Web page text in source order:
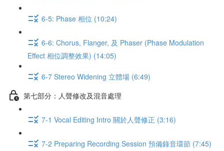
6-5: Phase 相位 (10:24)
6-6: Chorus, Flanger, 及 Phaser (Phase Modulation
Effect 相位調整效果) (14:05)
6-7 Stereo Widening 立體場 (6:49)
第七部分：人聲修改及混音處理
7-1 Vocal Editing Intro 關於人聲修正 (3:16)
7-2 Preparing Recording Session 預備錄音環節 (7:45)